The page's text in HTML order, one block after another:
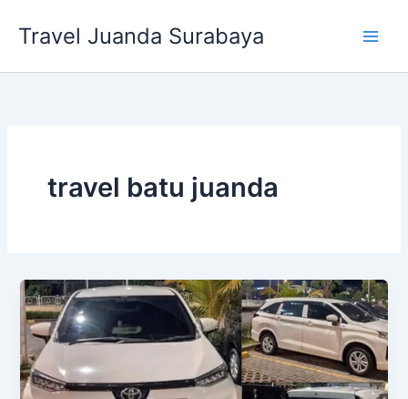
Travel Juanda Surabaya
travel batu juanda